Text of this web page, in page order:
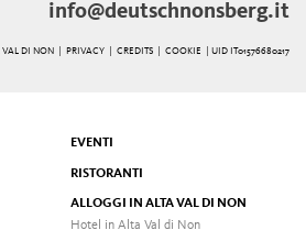
info@deutschnonsberg.it
VAL DI NON | PRIVACY| CREDITS| COOKIE | UID IT01576680217
EVENTI
RISTORANTI
ALLOGGI IN ALTA VAL DI NON
Hotel in Alta Val di Non